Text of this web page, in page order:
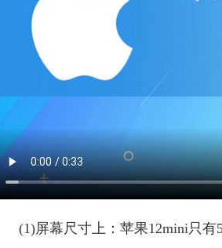
(1)屏幕尺寸上：苹果12mini只有